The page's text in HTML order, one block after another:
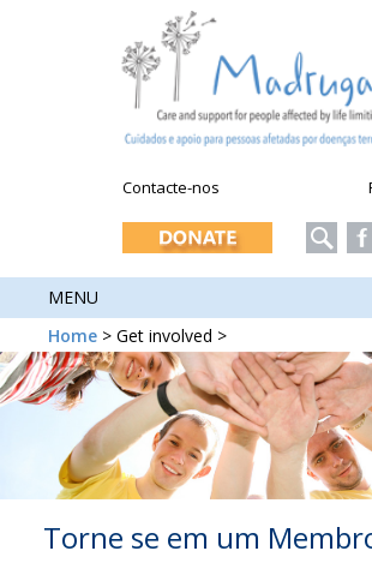
Contacte-nos
MENU
Home > Get involved >
Torne se em um